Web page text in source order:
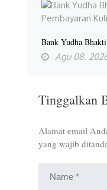
Bank Yudha
Agu 08,
Tinggalkan
Alamat email
yang wajib